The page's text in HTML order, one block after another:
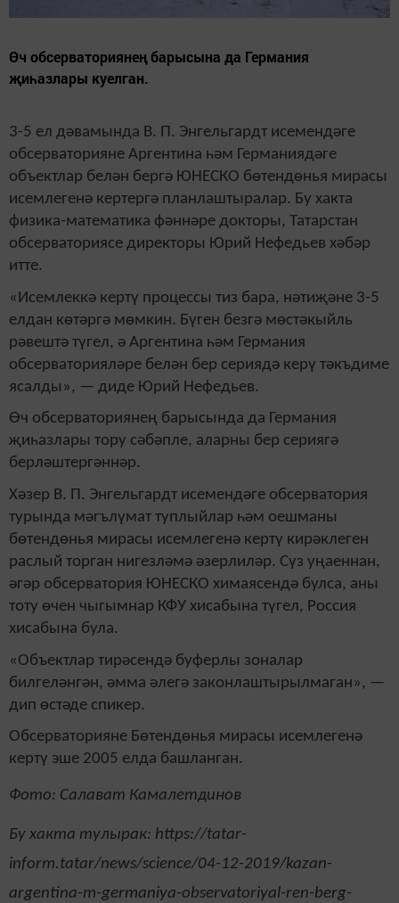
Өч обсерваториянең барысына да Германия
җиһазлары куелган.
3-5 ел дәвамында В. П. Энгельгардт исемендәге
обсерваторияне Аргентина һәм Германиядәге
объектлар белән бергә ЮНЕСКО бөтендөнья мирасы
исемлегенә кертергә планлаштыралар. Бу хакта
физика-математика фәннәре докторы, Татарстан
обсерваториясе директоры Юрий Нефедьев хәбәр
итте.
«Исемлеккә кертү процессы тиз бара, нәтиҗәне 3-5
елдан көтәргә мөмкин. Бүген безгә мөстәкыйль
рәвештә түгел, ә Аргентина һәм Германия
обсерваторияләре белән бер сериядә керү тәкъдиме
ясалды», — диде Юрий Нефедьев.
Өч обсерваториянең барысында да Германия
җиһазлары тору сәбәпле, аларны бер сериягә
берләштергәннәр.
Хәзер В. П. Энгельгардт исемендәге обсерватория
турында мәгълүмат туплыйлар һәм оешманы
бөтендөнья мирасы исемлегенә кертү кирәклеген
раслый торган нигезләмә әзерлиләр. Сүз уңаеннан,
әгәр обсерватория ЮНЕСКО химаясендә булса, аны
тоту өчен чыгымнар КФУ хисабына түгел, Россия
хисабына була.
«Объектлар тирәсендә буферлы зоналар
билгеләнгән, әмма әлегә законлаштырылмаган», —
дип өстәде спикер.
Обсерваторияне Бөтендөнья мирасы исемлегенә
кертү эше 2005 елда башланган.
Фото: Салават Камалетдинов
Бу хакта тулырак: https://tatar-
inform.tatar/news/science/04-12-2019/kazan-
argentina-m-germaniya-observatoriyal-ren-berg-